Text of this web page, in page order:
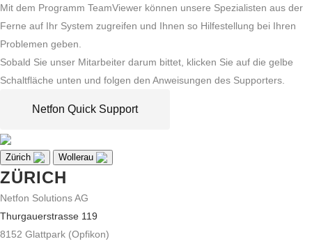
Mit dem Programm TeamViewer können unsere Spezialisten aus der
Ferne auf Ihr System zugreifen und Ihnen so Hilfestellung bei Ihren
Problemen geben.
Sobald Sie unser Mitarbeiter darum bittet, klicken Sie auf die gelbe
Schaltfläche unten und folgen den Anweisungen des Supporters.
Netfon Quick Support
Zürich Wollerau
ZÜRICH
Netfon Solutions AG
Thurgauerstrasse 119
8152 Glattpark (Opfikon)